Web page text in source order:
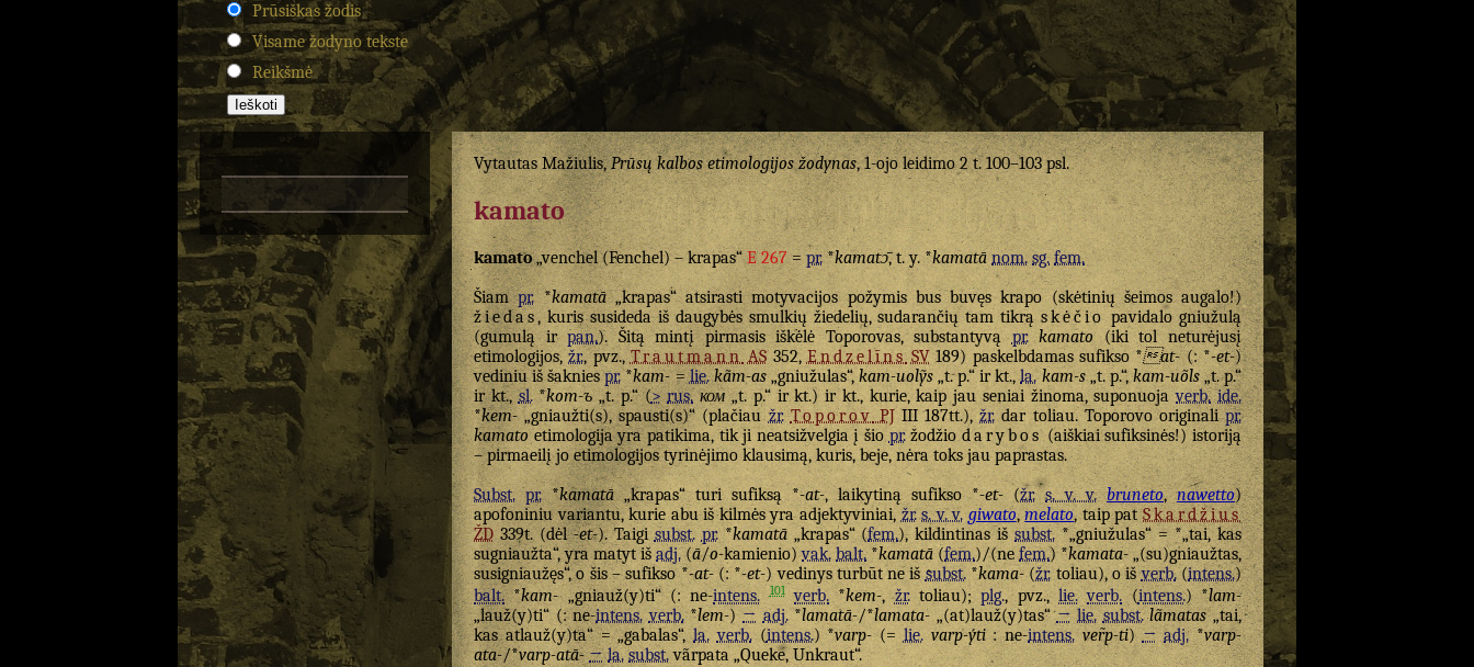
Prūsiškas žodis
Visame žodyno tekste
Reikšmė
Vytautas Mažiulis,Prūsų kalbos etimologijos žodynas, 1-ojo leidimo 2 t. 100–103 psl.
kamato
kamato„venchel (Fenchel) – krapas“E 267=pr.*kamatɔ̄, t. y. *kamatā nom. sg. fem.
Šiampr.*kamatā„krapas“ atsirasti motyvacijos požymis bus buvęs krapo (skėtinių šeimos augalo!)
žiedas, kuris susideda iš daugybės smulkių žiedelių, sudarančių tam tikrąskėčiopavidalo gniužulą
(gumulą irpan.). Šitą mintį pirmasis iškėlė Toporovas, substantyvąpr. kamato(iki tol neturėjusį
etimologijos,žr., pvz.,TrautmannAS352,EndzelīnsSV189) paskelbdamas sufikso * at-(: *-et-)
vediniu iš šakniespr.*kam-=lie. kãm-as„gniužulas“,kam-uolỹs„t. p.“ ir kt.,la. kam-s„t. p.“,kam-uõls„t. p.“
ir kt.,sl.*kom-ъ„t. p.“ (> rus. ком„t. p.“ ir kt.) ir kt., kurie, kaip jau seniai žinoma, suponuojaverb. ide.
*kem-„gniaužti(s), spausti(s)“ (plačiaužr. ToporovPJIII 187tt.),žr.dar toliau. Toporovo originalipr.
kamatoetimologija yra patikima, tik ji neatsižvelgia į šiopr.žodžiodarybos(aiškiai sufiksinės!) istoriją
– pirmaeilį jo etimologijos tyrinėjimo klausimą, kuris, beje, nėra toks jau paprastas.
Subst. pr.*kamatā„krapas“ turi sufiksą *-at-, laikytiną sufikso *-et-(žr. s. v. v. bruneto,nawetto)
apofoniniu variantu, kurie abu iš kilmės yra adjektyviniai,žr. s. v. v. giwato,melato, taip patSkardžius
ŽD339t. (dėl-et-). Taigisubst. pr.*kamatā„krapas“ (fem.), kildintinas išsubst.*„gniužulas“ = *„tai, kas
sugniaužta“, yra matyt išadj.(ā/o-kamienio)vak. balt.*kamatā(fem.)/(nefem.) *kamata-„(su)gniaužtas,
susigniaužęs“, o šis – sufikso *-at-(: *-et-) vedinys turbūt ne išsubst.*kama-(žr.toliau), o išverb.(intens.)
balt.*kam-„gniauž(y)ti“ (: ne-intens. 101 verb.*kem-,žr.toliau);plg., pvz.,lie. verb.(intens.) *lam-
„lauž(y)ti“ (: ne-intens. verb.*lem-)→ adj.*lamatā-/*lamata-„(at)lauž(y)tas“→ lie. subst. lãmatas„tai,
kas atlauž(y)ta“ = „gabalas“,la. verb.(intens.) *varp-(=lie. varp-ýti: ne-intens. ver̃p-ti)→ adj.*varp-
ata-/*varp-atā- → la. subst.vãrpata „Queke, Unkraut“.